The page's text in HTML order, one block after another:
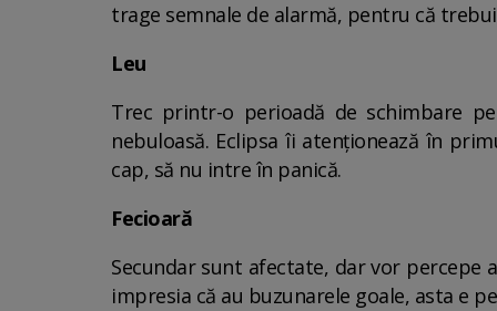
trage semnale de alarmă, pentru că
Leu
Trec printr-o perioadă de schimbare
nebuloasă. Eclipsa îi atenționează în
cap, să nu intre în panică.
Fecioară
Secundar sunt afectate, dar vor percepe
impresia că au buzunarele goale, asta e